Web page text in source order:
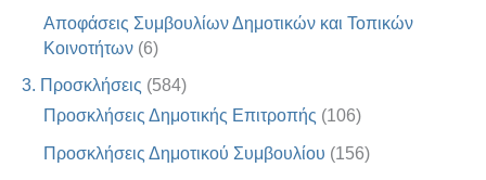
Αποφάσεις Συμβουλίων Δημοτικών και Τοπικών
Κοινοτήτων (6)
3. Προσκλήσεις (584)
Προσκλήσεις Δημοτικής Επιτροπής (106)
Προσκλήσεις Δημοτικού Συμβουλίου (156)